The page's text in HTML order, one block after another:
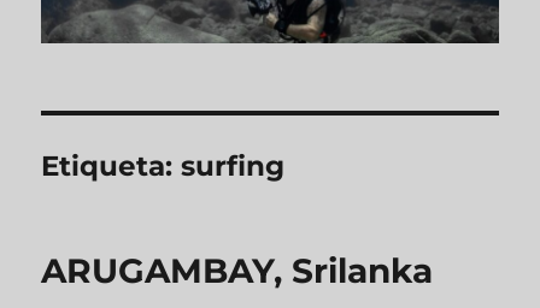
Etiqueta:surfing
ARUGAMBAY, Srilanka